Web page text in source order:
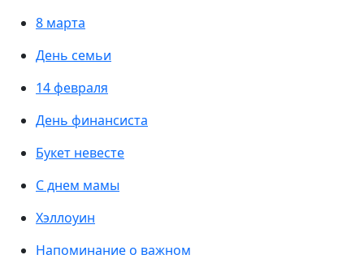
8 марта
День семьи
14 февраля
День финансиста
Букет невесте
С днем мамы
Хэллоуин
Напоминание о важном